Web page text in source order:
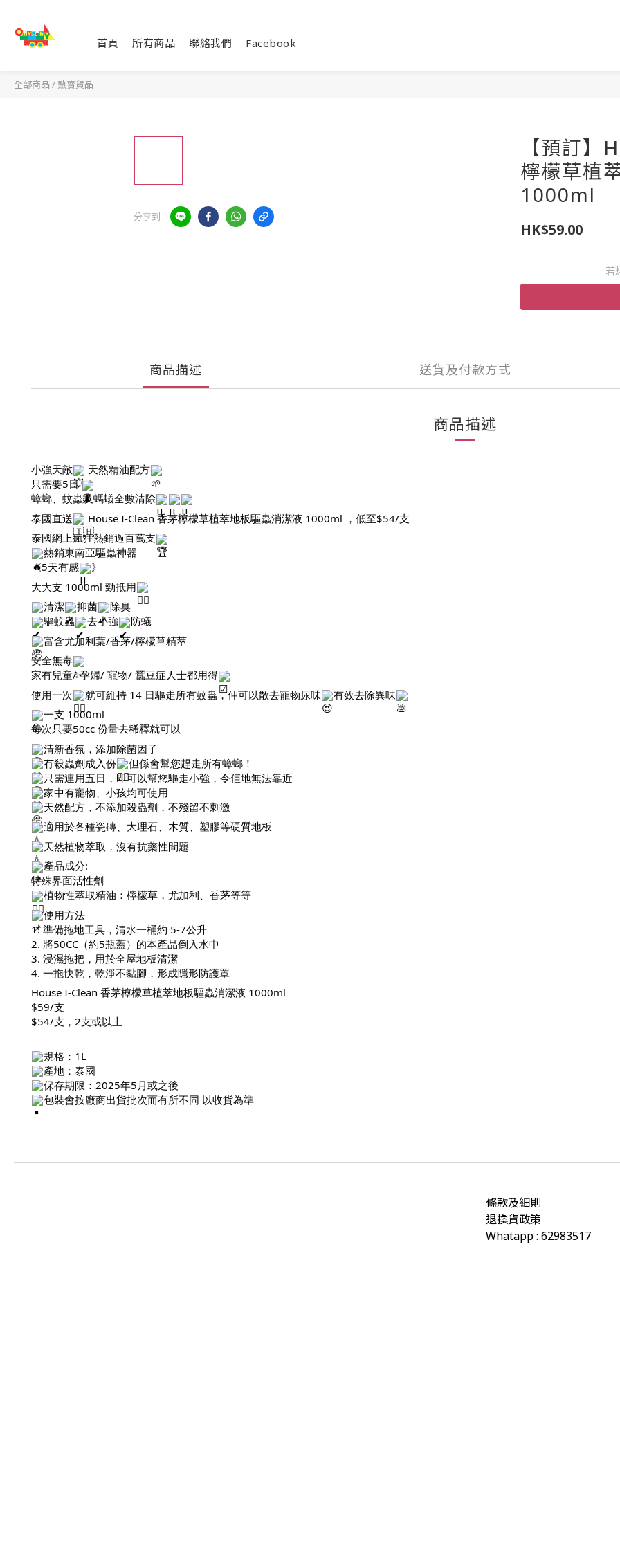
首頁 所有商品 聯絡我們 Facebook
全部商品 /熱賣貨品
分享到
【預訂
檸檬草植
1000ml
HK$59.00
若
商品描述 送貨及付款方式
商品描述
小強天敵
天然精油配方
只需要5日
蟑螂、蚊蟲及螞蟻全數清除
泰國直送
House I-Clean 香茅檸檬草植萃地板驅蟲消潔液 1000ml ，低至$54/支
泰國網上瘋狂熱銷過百萬支
熱銷東南亞驅蟲神器
《5天有感
》
大大支 1000ml 勁抵用
清潔
抑菌
除臭
驅蚊蟲
去小強
防蟻
富含尤加利葉/香茅/檸檬草精萃
安全無毒
家有兒童/ 孕婦/ 寵物/ 蠶豆症人士都用得
使用一次
就可維持 14 日驅走所有蚊蟲，仲可以散去寵物尿味
有效去除異味
一支 1000ml
每次只要50cc 份量去稀釋就可以
清新香氛，添加除菌因子
冇殺蟲劑成入份
但係會幫您趕走所有蟑螂！
只需連用五日，即可以幫您驅走小強，令佢地無法靠近
家中有寵物、小孩均可使用
天然配方，不添加殺蟲劑，不殘留不刺激
適用於各種瓷磚、大理石、木質、塑膠等硬質地板
天然植物萃取，沒有抗藥性問題
產品成分:
特殊界面活性劑
植物性萃取精油：檸檬草，尤加利、香茅等等
使用方法
1. 準備拖地工具，清水一桶約 5-7公升
2. 將50CC（約5瓶蓋）的本產品倒入水中
3. 浸濕拖把，用於全屋地板清潔
4. 一拖快乾，乾淨不黏腳，形成隱形防護罩
House I-Clean 香茅檸檬草植萃地板驅蟲消潔液 1000ml
$59/支
$54/支，2支或以上
規格：1L
產地：泰國
保存期限：2025年5月或之後
包裝會按廠商出貨批次而有所不同 以收貨為準
條款及細則
退換貨政策
Whatapp : 62983517